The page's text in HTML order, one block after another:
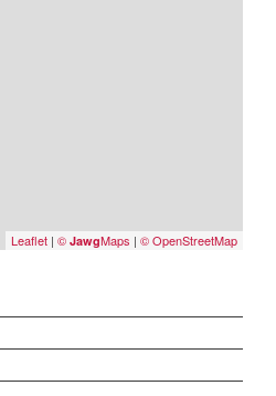
Leaflet | © JawgMaps | © OpenStreetMap